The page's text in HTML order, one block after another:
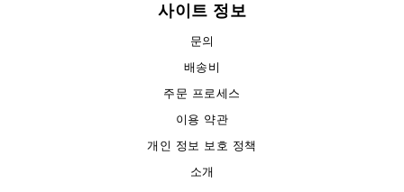
사이트 정보
문의
배송비
주문 프로세스
이용 약관
개인 정보 보호 정책
소개